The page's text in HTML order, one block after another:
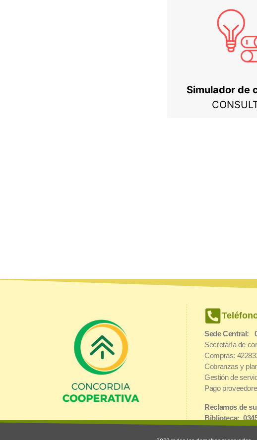
Simulador de
Urquiza y 1° de Mayo | E3200AGJ
Sede Central:
Secretaría de
Compras:
Cobranzas y
Gestión de
Pago
Reclamos de
Biblioteca: